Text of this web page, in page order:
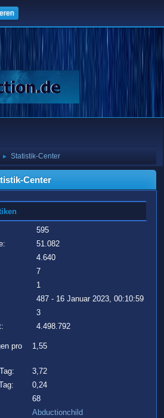
► Statistik-Center
Center
595
51.082
4.640
7
1
487 - 16 Januar 2023, 00:10:59
3
4.498.792
pro
1,55
3,72
0,24
68
Abductionchild